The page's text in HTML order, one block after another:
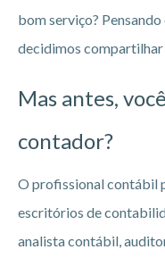
bom serviço?
decidimos
Mas antes,
contador?
O profissional contábil
escritórios de
analista contábil,